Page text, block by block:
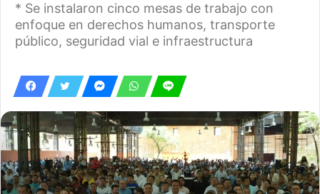
* Se instalaron cinco mesas de trabajo con
enfoque en derechos humanos, transporte
público, seguridad vial e infraestructura